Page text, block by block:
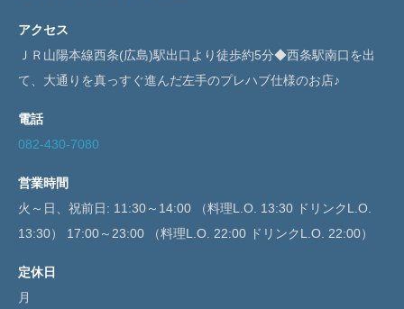
アクセス
ＪＲ山陽本線西条(広島)駅出口より徒歩約5分◆西条駅南口を出
て、大通りを真っすぐ進んだ左手のプレハブ仕様のお店♪
電話
082-430-7080
営業時間
火～日、祝前日: 11:30～14:00 （料理L.O. 13:30 ドリンクL.O.
13:30） 17:00～23:00 （料理L.O. 22:00 ドリンクL.O. 22:00）
定休日
月